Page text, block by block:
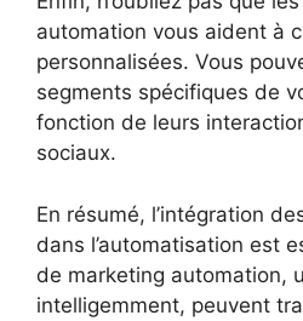
automation vous aident à
personnalisées. Vous
segments spécifiques de
fonction de leurs
sociaux.
En résumé, l’intégration
dans l’automatisation est
de marketing automation,
intelligemment, peuvent